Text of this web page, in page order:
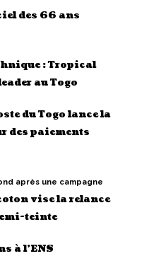
des 66 ans
: Tropical
au Togo
du Togo lance la
des paiements
après une campagne
vise la relance
teinte
à l’ENS